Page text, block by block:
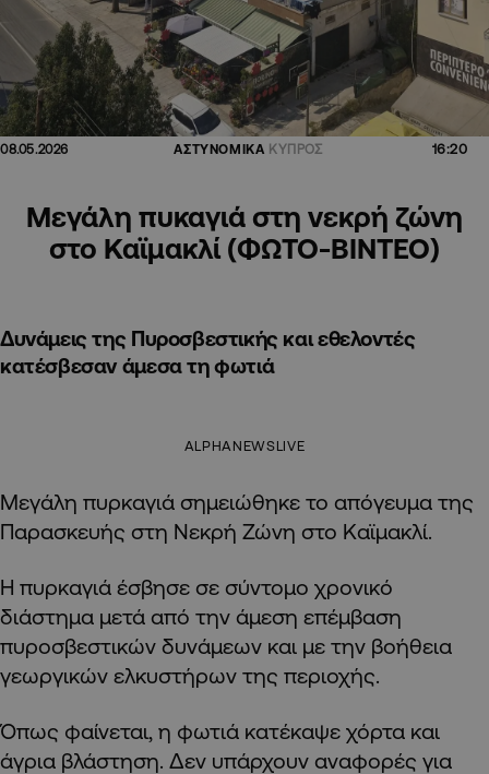
08.05.2026 ΑΣΤΥΝΟΜΙΚΑ ΚΥΠΡΟΣ 16:20
Μεγάλη πυκαγιά στη νεκρή ζώνη
στο Καϊμακλί (ΦΩΤΟ-ΒΙΝΤΕΟ)
Δυνάμεις της Πυροσβεστικής και εθελοντές
κατέσβεσαν άμεσα τη φωτιά
ALPHANEWSLIVE
Μεγάλη πυρκαγιά σημειώθηκε το απόγευμα της
Παρασκευής στη Νεκρή Ζώνη στο Καϊμακλί.
Η πυρκαγιά έσβησε σε σύντομο χρονικό
διάστημα μετά από την άμεση επέμβαση
πυροσβεστικών δυνάμεων και με την βοήθεια
γεωργικών ελκυστήρων της περιοχής.
Όπως φαίνεται, η φωτιά κατέκαψε χόρτα και
άγρια βλάστηση. Δεν υπάρχουν αναφορές για